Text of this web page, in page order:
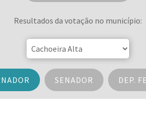
Resultados da votação no município:
SENADOR DEP.